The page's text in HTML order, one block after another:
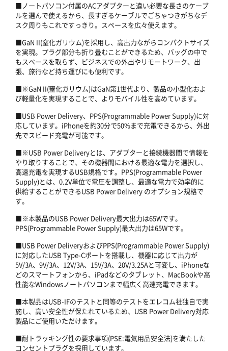
■ノートパソコン付属のACアダプターと違い必要な長さのケーブ
ルを選んで使えるから、長すぎるケーブルでごちゃつきがちなデ
スク周りもこれですっきり。スペースを広々使えます。
■GaN II(窒化ガリウム)を採用し、高出力ながらコンパクトサイズ
を実現。プラグ部分も折り畳むことができるため、バッグの中で
もスペースを取らず、ビジネスでの外出やリモートワーク、出
張、旅行など持ち運びにも便利です。
■※GaN II(窒化ガリウム)はGaN第1世代より、製品の小型化およ
び軽量化を実現することで、よりモバイル性を高めています。
■USB Power Delivery、PPS(Programmable Power Supply)に対
応しています。iPhoneを約30分で50%まで充電できるから、外出
先でスピード充電が可能です。
■※USB Power Deliveryとは、アダプターと接続機器間で情報を
やり取りすることで、その機器間における最適な電力を選択し、
高速充電を実現するUSB規格です。PPS(Programmable Power
Supply)とは、0.2V単位で電圧を調整し、最適な電力で効率的に
供給することができるUSB Power Delivery のオプション規格で
す。
■※本製品のUSB Power Delivery最大出力は65Wです。
PPS(Programmable Power Supply)最大出力は65Wです。
■USB Power DeliveryおよびPPS(Programmable Power Supply)
に対応したUSB Type-Cポートを搭載し、機器に応じて出力が
5V/3A、9V/3A、12V/3A、15V/3A、20V/3.25Aと可変し、iPhoneな
どのスマートフォンから、iPadなどのタブレット、MacBookや高
性能なWindowsノートパソコンまで幅広く高速充電できます。
■本製品はUSB-IFのテストと同等のテストをエレコム社独自で実
施し、高い安全性が保たれているため、USB Power Delivery対応
製品にご使用いただけます。
■耐トラッキング性の要求事項(PSE:電気用品安全法)を満たした
コンセントプラグを採用しています。